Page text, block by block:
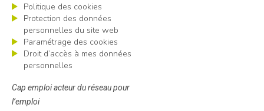
Politique des cookies
Protection des données
personnelles du site web
Paramétrage des cookies
Droit d’accès à mes données
personnelles
Cap emploi acteur du réseau pour
l’emploi